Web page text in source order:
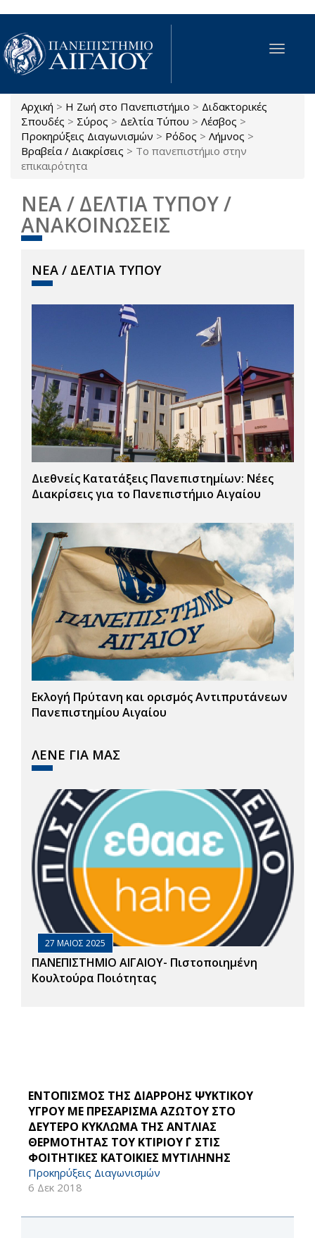
Παράκαμψη προς το κυρίως περιεχόμενο
Toggle
Είστε εδώ
Αρχική > Η Ζωή στο Πανεπιστήμιο > Διδακτορικές
Σπουδές > Σύρος > Δελτία Τύπου > Λέσβος >
Προκηρύξεις Διαγωνισμών > Ρόδος > Λήμνος >
Βραβεία / Διακρίσεις > Το πανεπιστήμιο στην
επικαιρότητα
ΝΕΑ / ΔΕΛΤΙΑ ΤΥΠΟΥ /
ΑΝΑΚΟΙΝΩΣΕΙΣ
ΝΕΑ / ΔΕΛΤΙΑ ΤΥΠΟΥ
Διεθνείς Κατατάξεις Πανεπιστημίων: Νέες
Διακρίσεις για το Πανεπιστήμιο Αιγαίου
Εκλογή Πρύτανη και ορισμός Αντιπρυτάνεων
Πανεπιστημίου Αιγαίου
ΛΕΝΕ ΓΙΑ ΜΑΣ
27 ΜΑΙΟΣ 2025
ΠΑΝΕΠΙΣΤΗΜΙΟ ΑΙΓΑΙΟΥ- Πιστοποιημένη
Κουλτούρα Ποιότητας
ΕΝΤΟΠΙΣΜΟΣ ΤΗΣ ΔΙΑΡΡΟΗΣ ΨΥΚΤΙΚΟΥ
ΥΓΡΟΥ ΜΕ ΠΡΕΣΑΡΙΣΜΑ ΑΖΩΤΟΥ ΣΤΟ
ΔΕΥΤΕΡΟ ΚΥΚΛΩΜΑ ΤΗΣ ΑΝΤΛΙΑΣ
ΘΕΡΜΟΤΗΤΑΣ ΤΟΥ ΚΤΙΡΙΟΥ ΄Γ ΣΤΙΣ
ΦΟΙΤΗΤΙΚΕΣ ΚΑΤΟΙΚΙΕΣ ΜΥΤΙΛΗΝΗΣ
Προκηρύξεις Διαγωνισμών
6 Δεκ 2018